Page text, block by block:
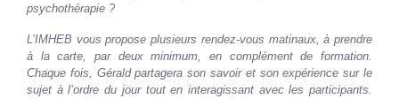
psychothérapie ?
L’IMHEB vous propose plusieurs rendez-vous matinaux, à prendre
à la carte, par deux minimum, en complément de formation.
Chaque fois, Gérald partagera son savoir et son expérience sur le
sujet à l’ordre du jour tout en interagissant avec les participants.